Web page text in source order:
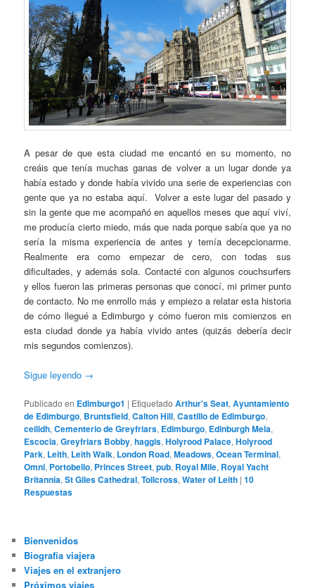
A pesar de que esta ciudad me encantó en su momento, no
creáis que tenía muchas ganas de volver a un lugar donde ya
había estado y donde había vivido una serie de experiencias con
gente que ya no estaba aquí. Volver a este lugar del pasado y
sin la gente que me acompañó en aquellos meses que aquí viví,
me producía cierto miedo, más que nada porque sabía que ya no
sería la misma experiencia de antes y temía decepcionarme.
Realmente era como empezar de cero, con todas sus
dificultades, y además sola. Contacté con algunos couchsurfers
y ellos fueron las primeras personas que conocí, mi primer punto
de contacto. No me enrrollo más y empiezo a relatar esta historia
de cómo llegué a Edimburgo y cómo fueron mis comienzos en
esta ciudad donde ya había vivido antes (quizás debería decir
mis segundos comienzos).
Sigue leyendo →
Publicado en Edimburgo1 | Etiquetado Arthur's Seat,Ayuntamiento
de Edimburgo, Bruntsfield,Calton Hill,Castillo de Edimburgo,
ceilidh,Cementerio de Greyfriars, Edimburgo, Edinburgh Mela,
Escocia,Greyfriars Bobby,haggis,Holyrood Palace,Holyrood
Park, Leith, Leith Walk, London Road,Meadows,Ocean Terminal,
Omni, Portobello, Princes Street,pub, Royal Mile, Royal Yacht
Britannia,St Giles Cathedral,Tollcross,Water of Leith |10
Respuestas
Bienvenidos
Biografía viajera
Viajes en el extranjero
Próximos viajes